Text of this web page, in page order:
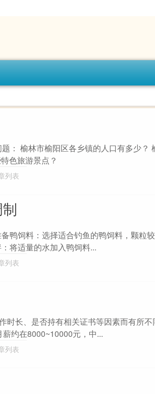
： 榆林市榆阳区各乡镇的人口有多少？
色旅游景点？
列表
鸭饲料：选择适合钓鱼的鸭饲料，颗粒
将适量的水加入鸭饲料...
列表
时长、是否持有相关证书等因素而有所
约在8000~10000元，中...
列表